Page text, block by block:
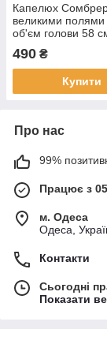
Капелюх
великими полями
об'єм голови 58
490 ₴
Купити
Про нас
99%
Працює з
м. Одеса
Одеса,
Контакти
Сьогодні
Показати